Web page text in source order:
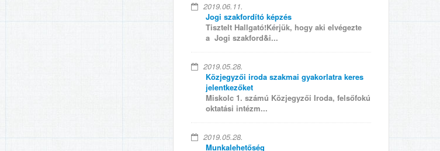
2019.06.11.
Jogi szakfordító képzés
Tisztelt Hallgató!Kérjük, hogy aki elvégezte
a Jogi szakford&i...
2019.05.28.
Közjegyzői iroda szakmai gyakorlatra keres
jelentkezőket
Miskolc 1. számú Közjegyzői Iroda, felsőfokú
oktatási intézm...
2019.05.28.
Munkalehetőség